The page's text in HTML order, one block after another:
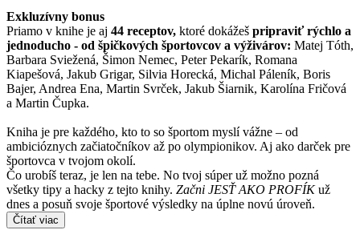
Exkluzívny bonus
Priamo v knihe je aj 44 receptov, ktoré dokážeš pripraviť rýchlo a
jednoducho - od špičkových športovcov a výživárov: Matej Tóth,
Barbara Sviežená, Šimon Nemec, Peter Pekarík, Romana
Kiapešová, Jakub Grigar, Silvia Horecká, Michal Páleník, Boris
Bajer, Andrea Ena, Martin Svrček, Jakub Šiarnik, Karolína Fričová
a Martin Čupka.
Kniha je pre každého, kto to so športom myslí vážne – od
ambicióznych začiatočníkov až po olympionikov. Aj ako darček pre
športovca v tvojom okolí.
Čo urobíš teraz, je len na tebe. No tvoj súper už možno pozná
všetky tipy a hacky z tejto knihy. Začni JESŤ AKO PROFÍKuž
dnes a posuň svoje športové výsledky na úplne novú úroveň.
Čítať viac